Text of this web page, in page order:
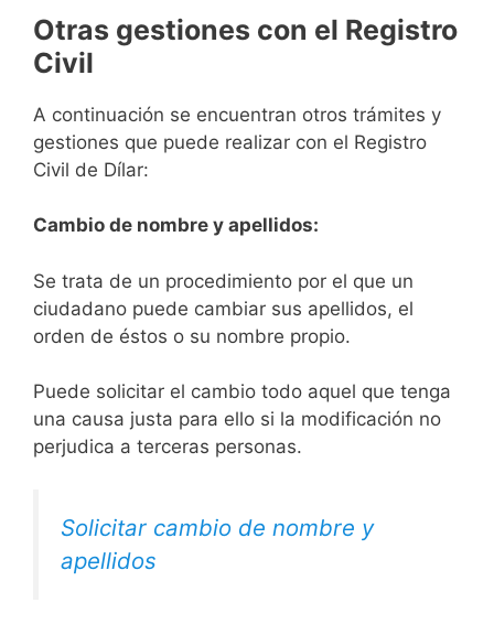
Otras gestiones con el Registro
Civil
A continuación se encuentran otros trámites y
gestiones que puede realizar con el Registro
Civil de Dílar:
Cambio de nombre y apellidos:
Se trata de un procedimiento por el que un
ciudadano puede cambiar sus apellidos, el
orden de éstos o su nombre propio.
Puede solicitar el cambio todo aquel que tenga
una causa justa para ello si la modificación no
perjudica a terceras personas.
Solicitar cambio de nombre y
apellidos